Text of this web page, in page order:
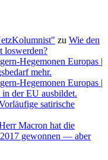
zu Wie den
loswerden?
Hegemonen Europas |
mehr.
Hegemonen Europas |
der EU ausbildet.
satirische
Macron hat die
2017 gewonnen — aber